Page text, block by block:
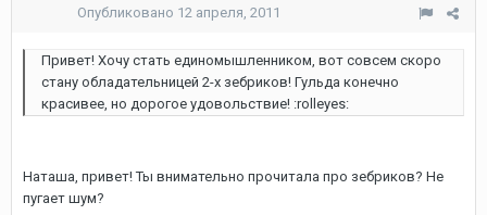
Опубликовано 12 апреля, 2011
Привет! Хочу стать единомышленником, вот совсем скоро
стану обладательницей 2-х зебриков! Гульда конечно
красивее, но дорогое удовольствие! :rolleyes:
Наташа, привет! Ты внимательно прочитала про зебриков? Не
пугает шум?